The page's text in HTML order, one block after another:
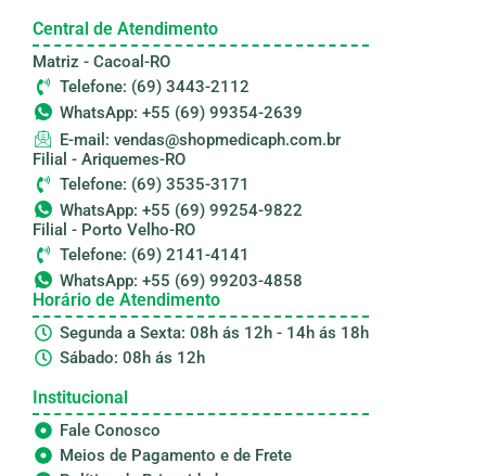
Central de Atendimento
Matriz - Cacoal-RO
Telefone: (69) 3443-2112
WhatsApp: +55 (69) 99354-2639
E-mail: vendas@shopmedicaph.com.br
Filial - Ariquemes-RO
Telefone: (69) 3535-3171
WhatsApp: +55 (69) 99254-9822
Filial - Porto Velho-RO
Telefone: (69) 2141-4141
WhatsApp: +55 (69) 99203-4858
Horário de Atendimento
Segunda a Sexta: 08h ás 12h - 14h ás 18h
Sábado: 08h ás 12h
Institucional
Fale Conosco
Meios de Pagamento e de Frete